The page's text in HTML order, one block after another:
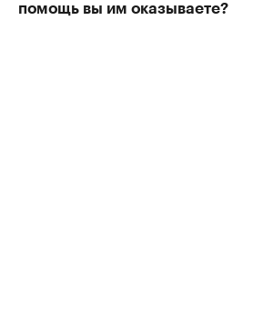
помощь вы им оказываете?